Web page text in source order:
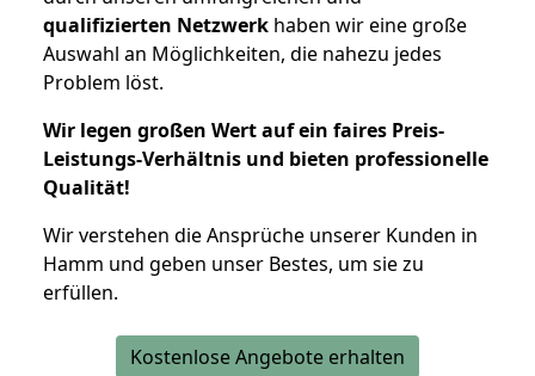
qualifizierten Netzwerk haben wir eine große
Auswahl an Möglichkeiten, die nahezu jedes
Problem löst.
Wir legen großen Wert auf ein faires Preis-
Leistungs-Verhältnis und bieten professionelle
Qualität!
Wir verstehen die Ansprüche unserer Kunden in
Hamm und geben unser Bestes, um sie zu
erfüllen.
Kostenlose Angebote erhalten